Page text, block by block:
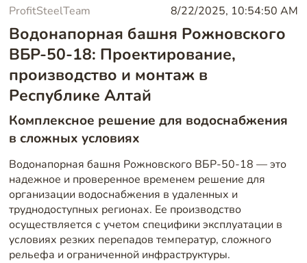
ProfitSteelTeam 8/22/2025, 10:54:50 AM
Водонапорная башня Рожновского
ВБР-50-18: Проектирование,
производство и монтаж в
Республике Алтай
Комплексное решение для водоснабжения
в сложных условиях
Водонапорная башня Рожновского ВБР-50-18 — это
надежное и проверенное временем решение для
организации водоснабжения в удаленных и
труднодоступных регионах. Ее производство
осуществляется с учетом специфики эксплуатации в
условиях резких перепадов температур, сложного
рельефа и ограниченной инфраструктуры.